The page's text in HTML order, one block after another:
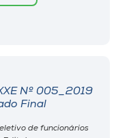
Nº 005_2019
Final
de funcionários